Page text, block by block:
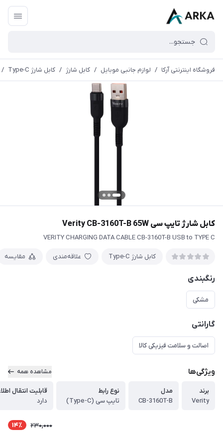
فروشگاه اینترنتی آرکا / لوازم جانبی موبایل / کابل شارژ / کابل شارژ Type-C /
کابل شارژ تایپ سی Verity CB-3160T-B 65W
VERITY CHARGING DATA CABLE CB-3160T-B USB to TYPE C
کابل شارژ Type-C علاقه‌مندی مقایسه
رنگبندی
مشکی
گارانتی
اصالت و سلامت فیزیکی کالا
ویژگی‌ها مشاهده همه
برند
Verity
مدل
CB-3160T-B
نوع رابط
تایپ سی (Type-C)
قابلیت انتقال
دارد
230,000 14٪